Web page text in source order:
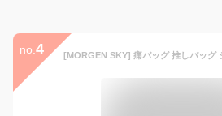
no. 4